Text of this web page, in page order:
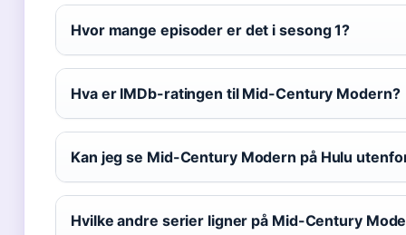
Hvor mange episoder er det i sesong 1?
Hva er IMDb-ratingen til Mid-Century Modern?
Kan jeg se Mid-Century Modern på Hulu
Hvilke andre serier ligner på Mid-Century